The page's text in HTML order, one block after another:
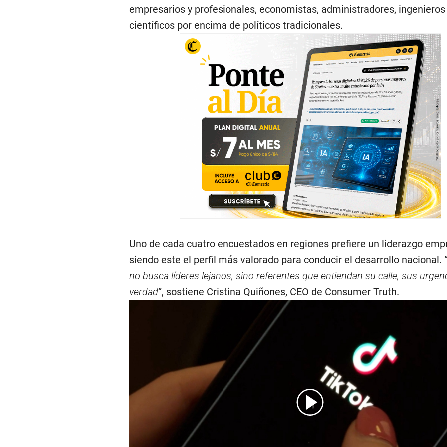
empresarios y profesionales, economistas, administradores, ingenieros
científicos por encima de políticos tradicionales.
Uno de cada cuatro encuestados en regiones prefiere un liderazgo
siendo este el perfil más valorado para conducir el desarrollo nacional. “
no busca líderes lejanos, sino referentes que entiendan su calle, sus
verdad”, sostiene Cristina Quiñones, CEO de Consumer Truth.